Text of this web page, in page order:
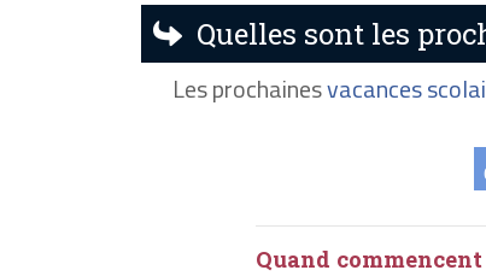
Quelles sont les
Les prochainesvacances
Quand